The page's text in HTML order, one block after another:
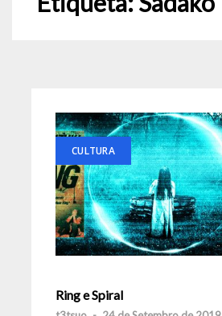
CULTURA
Ring e Spiral